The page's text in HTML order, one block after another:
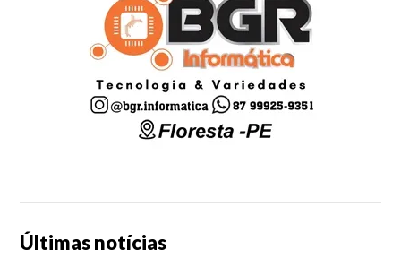
Últimas notícias